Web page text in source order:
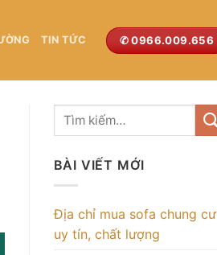
TIN TỨC ✆ 0966.009.656
BÀI VIẾT MỚI
Địa chỉ mua sofa chung cư
uy tín, chất lượng